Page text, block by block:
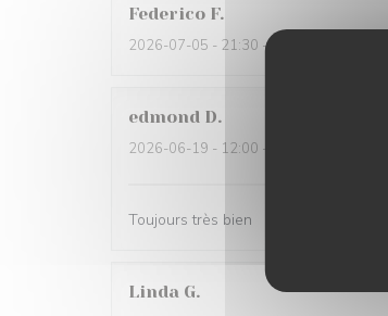
Federico F
2026-07-05 - 21:30 - 来宾 2
edmond D
2026-06-19 - 12:00 - 来宾 2
Toujours très bien
Linda G